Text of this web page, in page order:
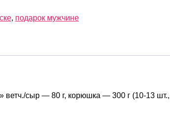
, подарок мужчине
сыр — 80 г, корюшка — 300 г (10-13